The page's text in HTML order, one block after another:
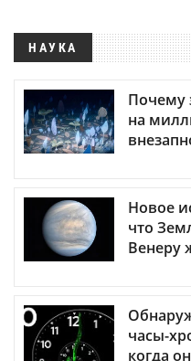
НАУКА
Почему
на
Новое
что
Венеру
часы-
когда